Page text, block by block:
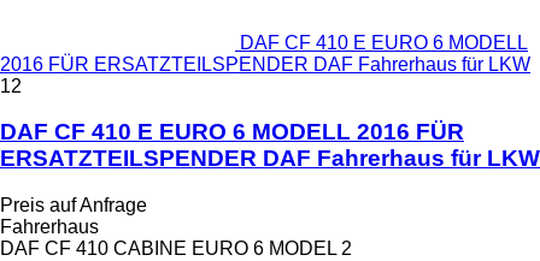
DAF CF 410 E EURO 6 MODELL
2016 FÜR ERSATZTEILSPENDER DAF Fahrerhaus für LKW
12
DAF CF 410 E EURO 6 MODELL 2016 FÜR
ERSATZTEILSPENDER DAF Fahrerhaus für LKW
Preis auf Anfrage
Fahrerhaus
DAF CF 410 CABINE EURO 6 MODEL 2